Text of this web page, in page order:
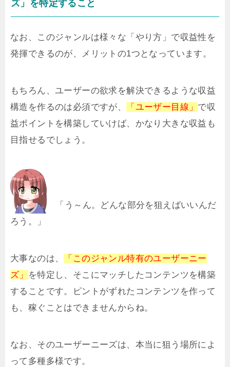
ズ」を特定すること
なお、このジャンルは様々な「やり方」で収益性を
発揮できるのが、メリットの1つとなっています。
もちろん、ユーザーの欲求を解決できるような収益
構造を作るのは必須ですが、
「ユーザー目線」 で収
益ポイントを構築していけば、かなり大きな収益も
目指せるでしょう。
「う～ん。どんな部分を狙えばいいんだ
ろう。」
大事なのは、
「このジャンル特有のユーザーニー
ズ」
を特定し、そこにマッチしたコンテンツを構築
することです。ピントがずれたコンテンツを作って
も、稼ぐことはできませんからね。
なお、そのユーザーニーズは、本当に狙う場所によ
って多種多様です。